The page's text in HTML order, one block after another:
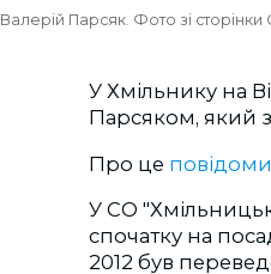
Валерій Парсяк. Фото зі
У Хмільнику на
Парсяком, який
Про це
У СО
спочатку на
2012 був